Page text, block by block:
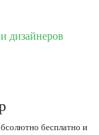
дизайнеров
бесплатно и